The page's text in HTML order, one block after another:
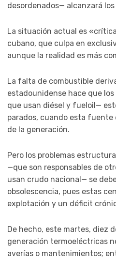
desordenados— alcanzará los
La situación actual es
cubano, que culpa en
aunque la realidad es más
La falta de combustible
estadounidense hace que
que usan diésel y fueloil—
parados, cuando esta fuente
de la generación.
Pero los problemas
—que son responsables de
usan crudo nacional— se
obsolescencia, pues estas
explotación y un déficit
De hecho, este martes, diez
generación termoeléctricas
averías o mantenimientos;